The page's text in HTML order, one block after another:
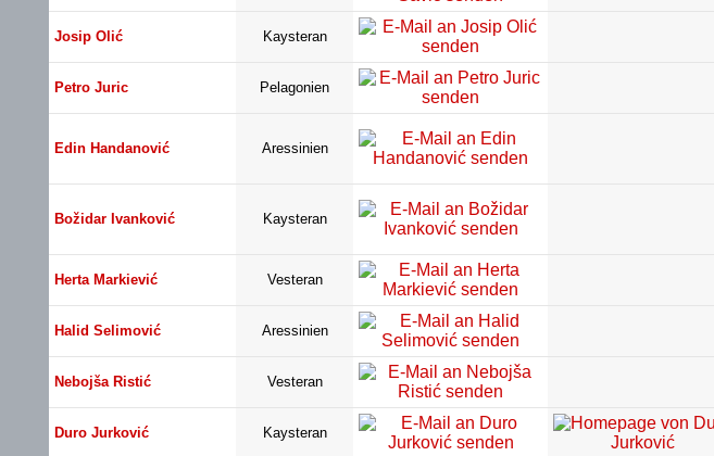
Josip Olić Kaysteran
Petro Juric Pelagonien
Edin Handanović Aressinien
Božidar Ivanković Kaysteran
Herta Markiević Vesteran
Halid Selimović Aressinien
Nebojša Ristić Vesteran
Duro Jurković Kaysteran